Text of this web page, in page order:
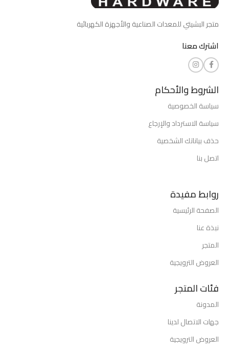
متجر البشيتي للمعدات الصناعية والأجهزة الكهربائية
اشترك معنا
الشروط والأحكام
سياسة الخصوصية
سياسة الاسترداد والإرجاع
حذف بياناتك الشخصية
اتصل بنا
روابط مفيدة
الصفحة الرئيسية
نبذة عنا
المتجر
العروض الترويجية
فئات المتجر
المدونة
جهات الاتصال لدينا
العروض الترويجية